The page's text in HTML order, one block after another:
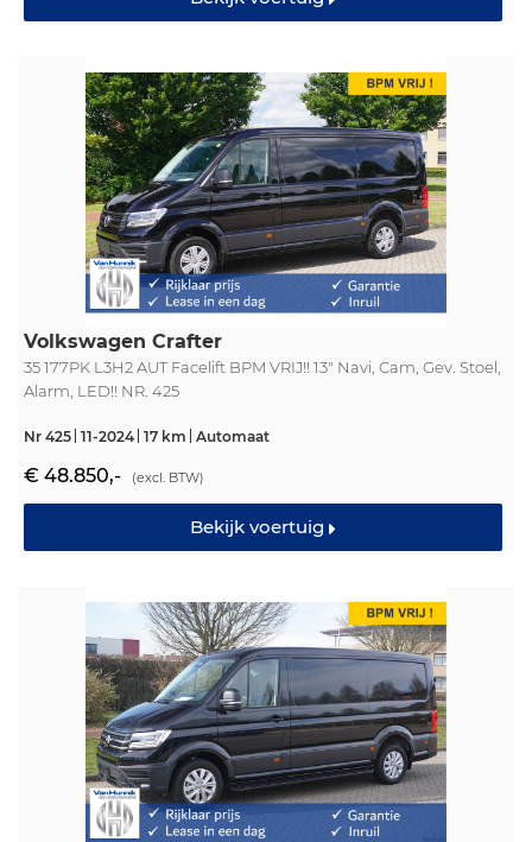
Volkswagen Crafter
35 177PK L3H2 AUT Facelift BPM VRIJ!! 13" Navi, Cam, Gev. Stoel,
Alarm, LED!! NR. 425
Nr 425 11-2024 17 km Automaat
€ 48.850,- (excl. BTW)
Bekijk voertuig